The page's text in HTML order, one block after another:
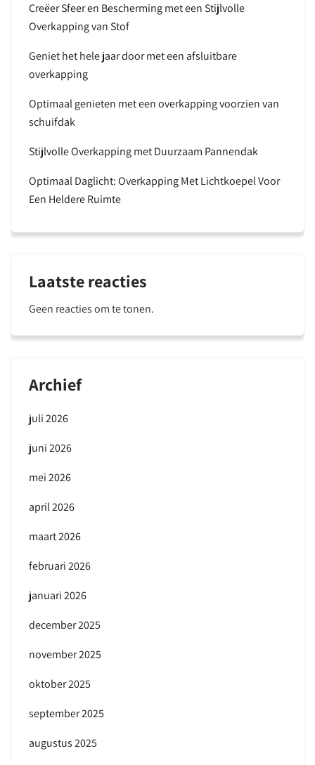
Creëer Sfeer en Bescherming met een Stijlvolle
Overkapping van Stof
Geniet het hele jaar door met een afsluitbare
overkapping
Optimaal genieten met een overkapping voorzien van
schuifdak
Stijlvolle Overkapping met Duurzaam Pannendak
Optimaal Daglicht: Overkapping Met Lichtkoepel Voor
Een Heldere Ruimte
Laatste reacties
Geen reacties om te tonen.
Archief
juli 2026
juni 2026
mei 2026
april 2026
maart 2026
februari 2026
januari 2026
december 2025
november 2025
oktober 2025
september 2025
augustus 2025